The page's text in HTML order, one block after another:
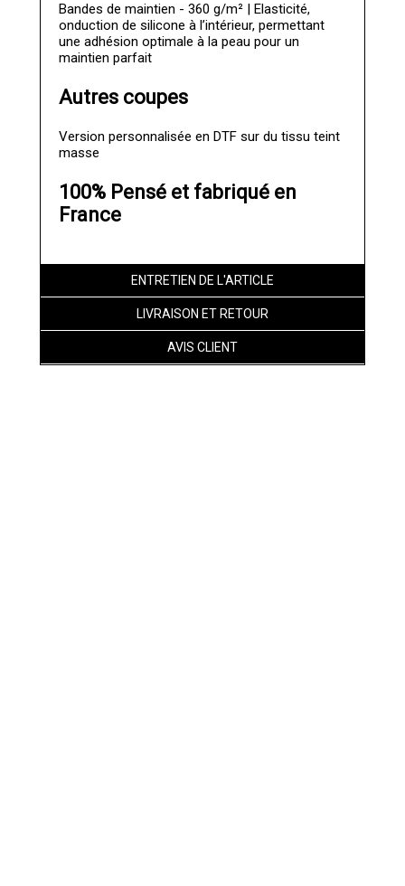
Bandes de maintien - 360 g/m² | Elasticité,
onduction de silicone à l’intérieur, permettant
une adhésion optimale à la peau pour un
maintien parfait
Autres coupes
Version personnalisée en DTF sur du tissu teint
masse
100% Pensé et fabriqué en
France
ENTRETIEN DE L'ARTICLE
LIVRAISON ET RETOUR
AVIS CLIENT